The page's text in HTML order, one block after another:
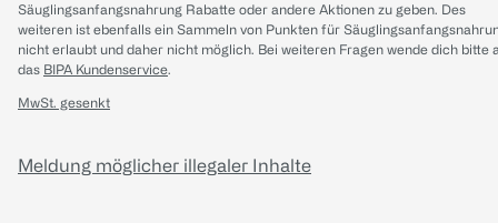
Säuglingsanfangsnahrung Rabatte oder andere Aktionen zu geben. Des
weiteren ist ebenfalls ein Sammeln von Punkten für
nicht erlaubt und daher nicht möglich. Bei weiteren Fragen wende dich bitte
das BIPA Kundenservice.
MwSt. gesenkt
Meldung möglicher illegaler Inhalte